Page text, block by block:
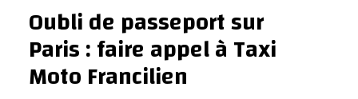
Oubli de passeport sur
Paris : faire appel à Taxi
Moto Francilien